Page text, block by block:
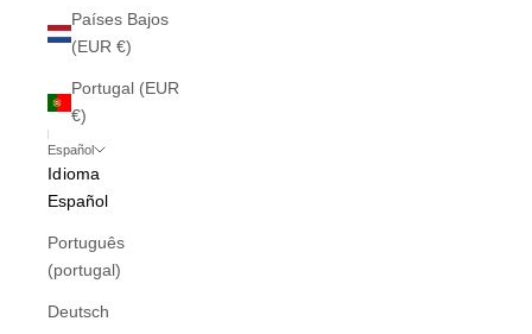
Países Bajos
(EUR €)
Portugal (EUR
€)
Español
Idioma
Español
Português
(portugal)
Deutsch